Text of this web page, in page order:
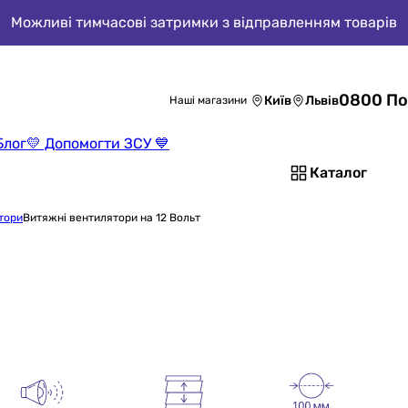
Можливі тимчасові затримки з відправленням товарів
💛 Допомогти ЗСУ 💙
Наші магазини Київ Львів0800
Каталог
Витяжні вентилятори на 12 Вольт